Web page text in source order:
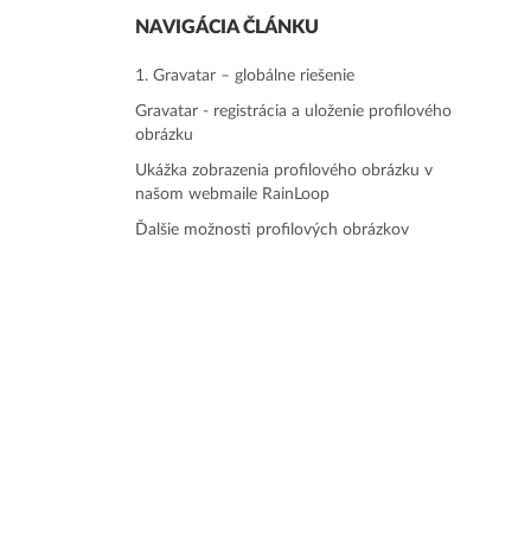
NAVIGÁCIA ČLÁNKU
1. Gravatar – globálne riešenie
Gravatar - registrácia a uloženie profilového
obrázku
Ukážka zobrazenia profilového obrázku v
našom webmaile RainLoop
Ďalšie možnosti profilových obrázkov